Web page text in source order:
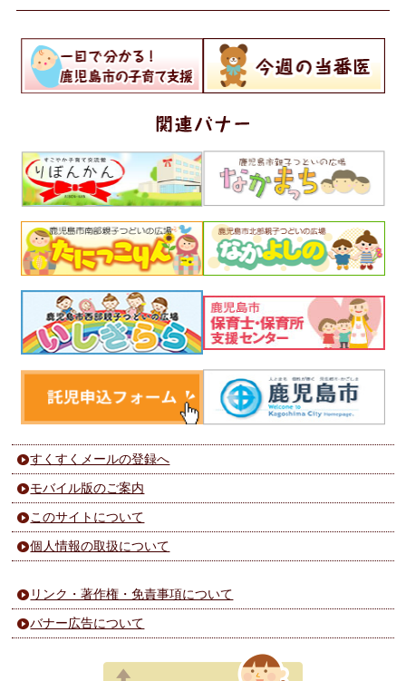
すくすくメールの登録へ
モバイル版のご案内
このサイトについて
個人情報の取扱について
リンク・著作権・免責事項について
バナー広告について